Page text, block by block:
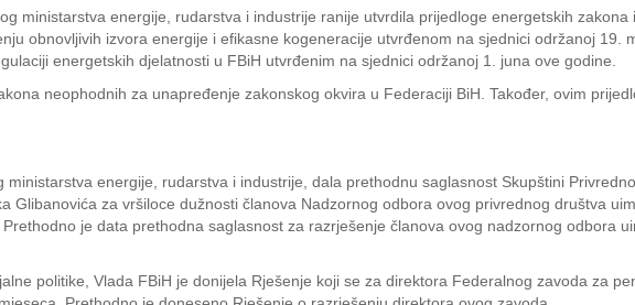
ministarstva energije, rudarstva i industrije ranije utvrdila prijedloge energetskih
obnovljivih izvora energije i efikasne kogeneracije utvrđenom na sjednici održanoj 19.
energetskih djelatnosti u FBiH utvrđenim na sjednici održanoj 1. juna ove godine.
neophodnih za unapređenje zakonskog okvira u Federaciji BiH. Također, ovim
energije, rudarstva i industrije, dala prethodnu saglasnost Skupštini
Glibanovića za vršiloce dužnosti članova Nadzornog odbora ovog privrednog društva
je data prethodna saglasnost za razrješenje članova ovog nadzornog odbora
politike, Vlada FBiH je donijela Rješenje koji se za direktora Federalnog zavoda za